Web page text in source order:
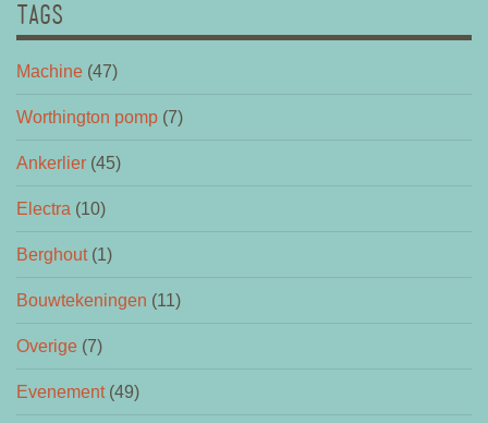
TAGS
Machine (47)
Worthington pomp (7)
Ankerlier (45)
Electra (10)
Berghout(1)
Bouwtekeningen (11)
Overige (7)
Evenement(49)